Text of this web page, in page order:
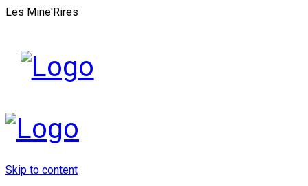
Les Mine'Rires
Skip to content